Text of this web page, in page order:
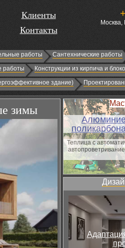
Клиенты
Контакты
Москва,
работы
Сантехнические работы
работы
Конструкции из кирпича и
здание)
зимы
Теплица с